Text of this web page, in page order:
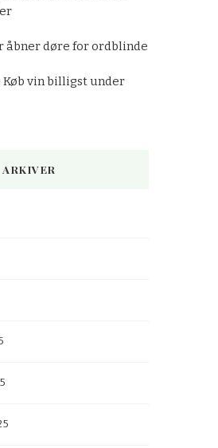
åbner døre for ordblinde
Køb vin billigst under
ARKIVER